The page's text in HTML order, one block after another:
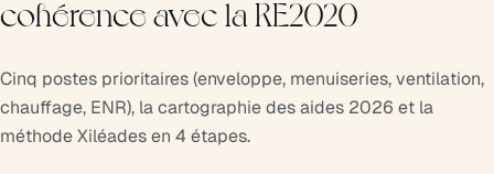
cohérence avec la RE2020
Cinq postes prioritaires (enveloppe, menuiseries, ventilation,
chauffage, ENR), la cartographie des aides 2026 et la
méthode Xiléades en 4 étapes.